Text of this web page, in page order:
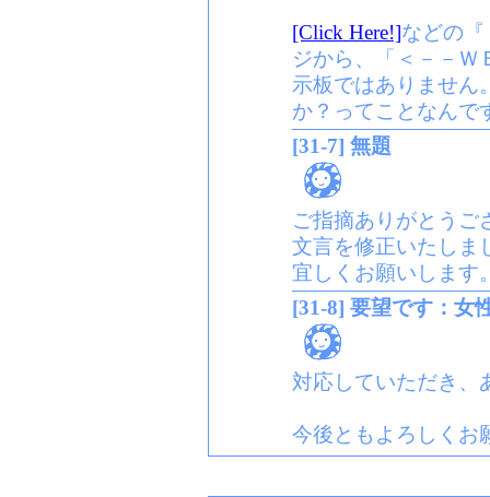
[Click Here!]などの
ジから、「＜－－Ｗ
示板ではありません
か？ってことなん
[31-7] 無題
ご指摘ありがとうご
文言を修正いたしま
宜しくお願いします
[31-8] 要望です：女
対応していただき、
今後ともよろしくお